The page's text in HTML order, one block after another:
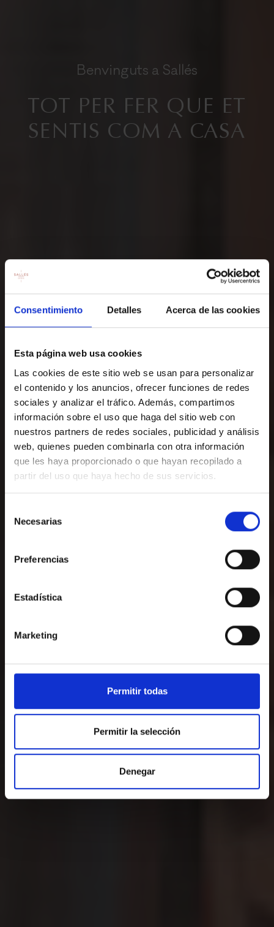
Consentimiento Detalles Acerca de las cookies
Esta página web usa cookies
Las cookies de este sitio web se usan para personalizar
el contenido y los anuncios, ofrecer funciones de redes
sociales y analizar el tráfico. Además, compartimos
información sobre el uso que haga del sitio web con
nuestros partners de redes sociales, publicidad y análisis
web, quienes pueden combinarla con otra información
que les haya proporcionado o que hayan recopilado a
partir del uso que haya hecho de sus servicios.
Necesarias
Preferencias
Estadística
Marketing
Permitir todas
Permitir la selección
Denegar
FES LA TEVA RESERVA
reservas@salleshotels.com
Benvinguts a Sallés
TOT PER FER QUE ET
SENTIS COM A CASA